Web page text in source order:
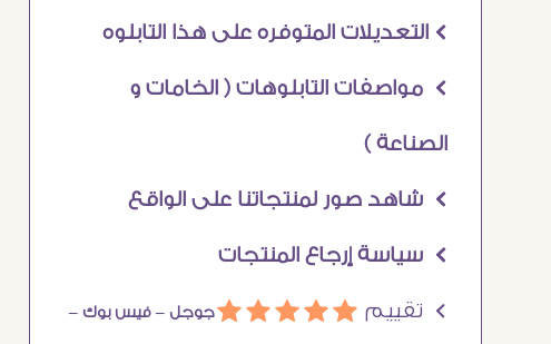
Ö التعديلات المتوفره على هذا التابلوه
Ö مواصفات التابلوهات ( الخامات و
الصناعة )
Ö شاهد صور لمنتجاتنا على الواقع
Ö سياسة إرجاع المنتجات
Ö تقييم áááááجوجل – فيس بوك –